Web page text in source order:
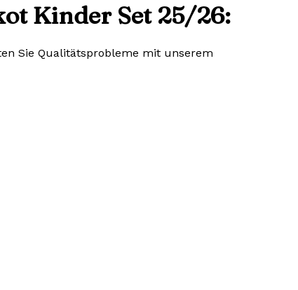
Kinder Set 25/26:
Sie Qualitätsprobleme mit unserem